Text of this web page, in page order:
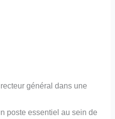
général dans une
poste essentiel au sein de